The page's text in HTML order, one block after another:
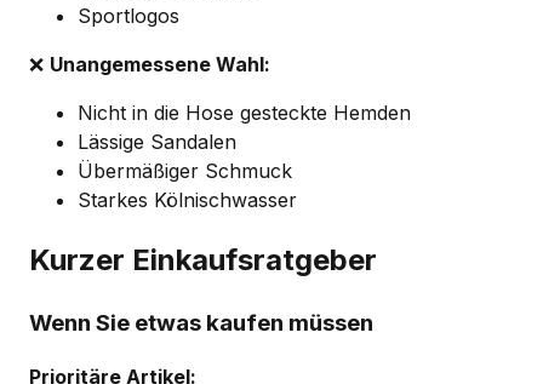
Sportlogos
❌ Unangemessene Wahl:
Nicht in die Hose gesteckte Hemden
Lässige Sandalen
Übermäßiger Schmuck
Starkes Kölnischwasser
Kurzer Einkaufsratgeber
Wenn Sie etwas kaufen müssen
Prioritäre Artikel: